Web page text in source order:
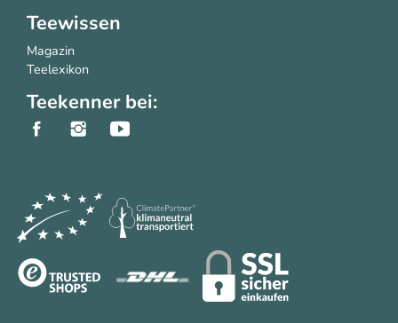
Teewissen
Magazin
Teelexikon
Teekenner bei: